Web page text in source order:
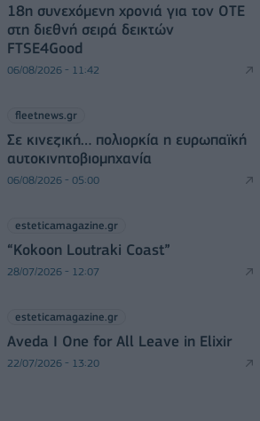
18η συνεχόμενη χρονιά για τον ΟΤΕ
στη διεθνή σειρά δεικτών
FTSE4Good
06/08/2026 - 11:42
fleetnews.gr
Σε κινεζική… πολιορκία η ευρωπαϊκή
αυτοκινητοβιομηχανία
06/08/2026 - 05:00
esteticamagazine.gr
“Kokoon Loutraki Coast”
28/07/2026 - 12:07
esteticamagazine.gr
Aveda I One for All Leave in Elixir
22/07/2026 - 13:20